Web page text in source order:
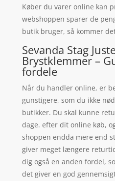
Køber du varer online kan
webshoppen sparer de
butik bruger, så kommer
Sevanda Stag
Brystklemmer –
fordele
Når du handler online, er
gunstigere, som du ikke
butikker. Du skal kunne
dage. efter dit online køb,
shoppen endda mere end
giver meget længere
dig også en anden fordel,
det giver en god